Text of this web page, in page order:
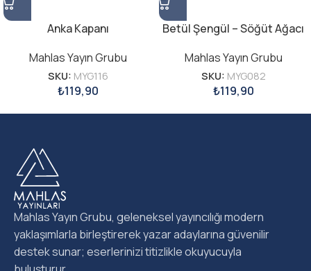
Anka Kapanı
Mahlas Yayın Grubu
SKU: MYG116
₺119,90
Betül Şengül – Söğüt Ağacı
Mahlas Yayın Grubu
SKU: MYG082
₺119,90
Mahlas Yayın Grubu, geleneksel yayıncılığı modern
yaklaşımlarla birleştirerek yazar adaylarına güvenilir
destek sunar; eserlerinizi titizlikle okuyucuyla